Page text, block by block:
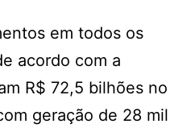
em todos os
acordo com a
R$ 72,5 bilhões no
geração de 28 mil